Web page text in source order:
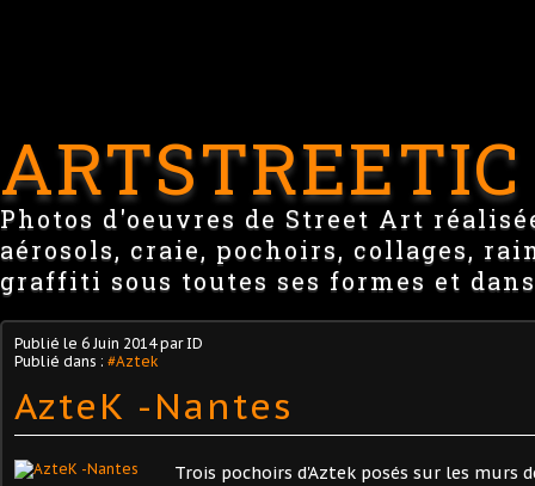
ARTSTREETIC
Photos d'oeuvres de Street Art
aérosols, craie, pochoirs, collages,
graffiti sous toutes ses formes et
Publié le 6 Juin 2014par ID
Publié dans : #Aztek
AzteK -Nantes
Trois pochoirs d'Aztek posés sur les murs